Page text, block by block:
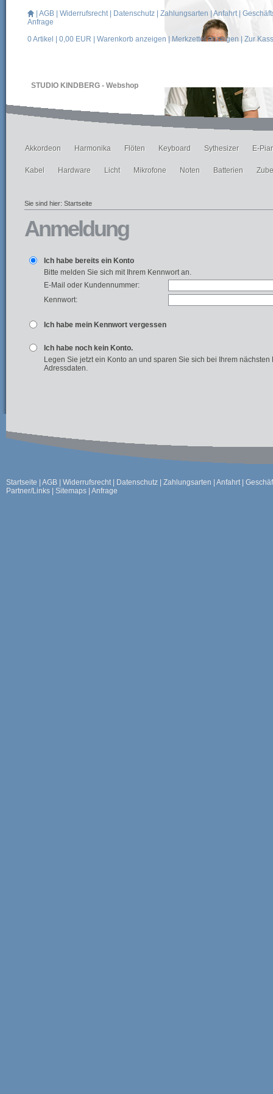
STUDIO KINDBERG - Webshop
AGB Widerrufsrecht| Datenschutz Zahlungsarten |Anfahrt|
Anfrage
0Artikel | 0,00 EUR | Warenkorb anzeigen Merkzettel anzeigen Zur
Akkordeon Harmonika Flöten Keyboard Sythesizer E-
Kabel Hardware Licht Mikrofone Noten Batterien
Sie sind hier: Startseite
Anmeldung
Ich habe bereits ein Konto
Bitte melden Sie sich mit Ihrem Kennwort an.
E-Mail oder Kundennummer:
Kennwort:
Ich habe mein Kennwort vergessen
Ich habe noch kein Konto.
Legen Sie jetzt ein Konto an und sparen Sie sich bei Ihrem
Adressdaten.
Startseite AGB Widerrufsrecht| Datenschutz Zahlungsarten Anfahrt|
Partner/Links
Sitemaps Anfrage